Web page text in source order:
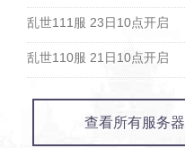
乱世111服 23日10点开启
乱世110服 21日10点开启
查看所有服务器